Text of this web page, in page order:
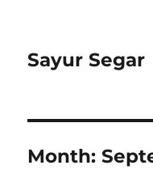
Sayur Segar
Month: